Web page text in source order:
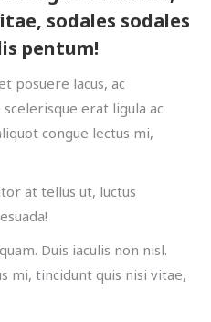
sodales sodales
pentum!
posuere lacus, ac
erat ligula ac
congue lectus mi,
at tellus ut, luctus
Duis iaculis non nisl.
mi, tincidunt quis nisi vitae,